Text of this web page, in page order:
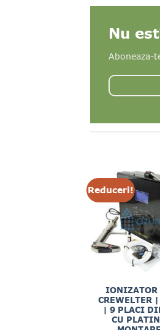
Nu
Reduceri!
IONIZATOR
CREWELTER
| 9 PLACI
CU